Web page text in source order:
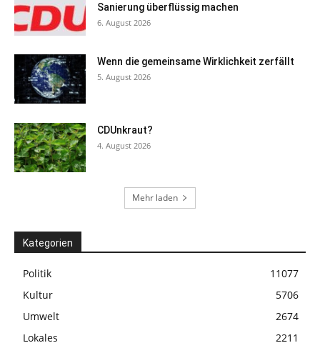
Sanierung überflüssig machen
6. August 2026
Wenn die gemeinsame Wirklichkeit zerfällt
5. August 2026
CDUnkraut?
4. August 2026
Mehr laden
Kategorien
Politik
11077
Kultur
5706
Umwelt
2674
Lokales
2211